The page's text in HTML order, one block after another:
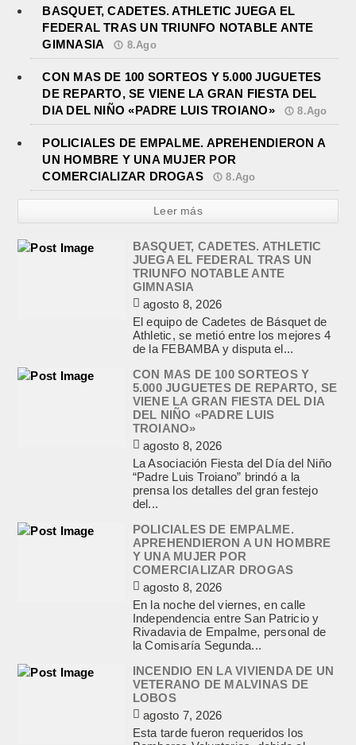
BASQUET, CADETES. ATHLETIC JUEGA EL
FEDERAL TRAS UN TRIUNFO NOTABLE ANTE
GIMNASIA
8.Ago
CON MAS DE 100 SORTEOS Y 5.000 JUGUETES
DE REPARTO, SE VIENE LA GRAN FIESTA DEL
DIA DEL NIÑO «PADRE LUIS TROIANO»
8.Ago
POLICIALES DE EMPALME. APREHENDIERON A
UN HOMBRE Y UNA MUJER POR
COMERCIALIZAR DROGAS
8.Ago
Leer más
BASQUET, CADETES. ATHLETIC
JUEGA EL FEDERAL TRAS UN
TRIUNFO NOTABLE ANTE
GIMNASIA
agosto 8, 2026
El equipo de Cadetes de Básquet de
Athletic, se metió entre los mejores 4
de la FEBAMBA y disputa el...
CON MAS DE 100 SORTEOS Y
5.000 JUGUETES DE REPARTO, SE
VIENE LA GRAN FIESTA DEL DIA
DEL NIÑO «PADRE LUIS
TROIANO»
agosto 8, 2026
La Asociación Fiesta del Día del Niño
“Padre Luis Troiano” brindó a la
prensa los detalles del gran festejo
del...
POLICIALES DE EMPALME.
APREHENDIERON A UN HOMBRE
Y UNA MUJER POR
COMERCIALIZAR DROGAS
agosto 8, 2026
En la noche del viernes, en calle
Independencia entre San Patricio y
Rivadavia de Empalme, personal de
la Comisaría Segunda...
INCENDIO EN LA VIVIENDA DE UN
VETERANO DE MALVINAS DE
LOBOS
agosto 7, 2026
Esta tarde fueron requeridos los